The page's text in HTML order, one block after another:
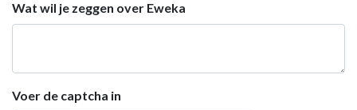
Wat wil je zeggen over Eweka
Voer de captcha in